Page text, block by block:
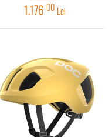
1.176 00 Lei